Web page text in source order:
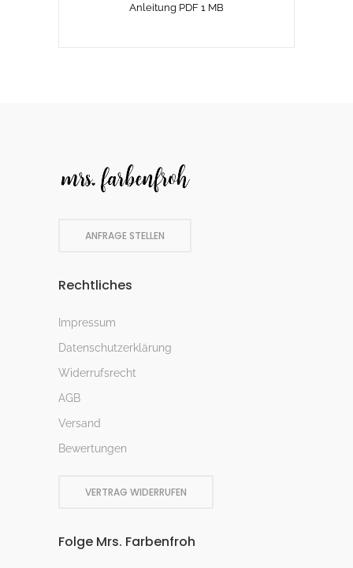
Anleitung PDF 1 MB
ANFRAGE STELLEN
Rechtliches
Impressum
Datenschutzerklärung
Widerrufsrecht
AGB
Versand
Bewertungen
VERTRAG WIDERRUFEN
Folge Mrs. Farbenfroh